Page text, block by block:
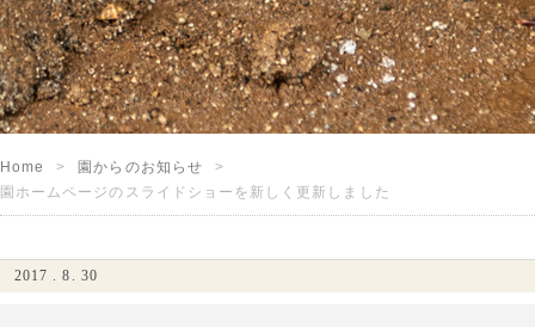
Home
園からのお知らせ
園ホームページのスライドショーを新しく更新しました
2017 . 8. 30